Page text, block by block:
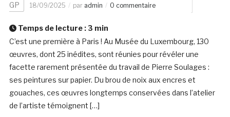
GP 18/09/2025 par admin 0 commentaire
Temps de lecture : 3 min
C’est une première à Paris ! Au Musée du Luxembourg, 130
œuvres, dont 25 inédites, sont réunies pour révéler une
facette rarement présentée du travail de Pierre Soulages :
ses peintures sur papier. Du brou de noix aux encres et
gouaches, ces œuvres longtemps conservées dans l’atelier
de l’artiste témoignent […]